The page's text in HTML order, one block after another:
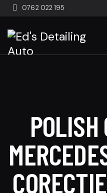
0762 022 195